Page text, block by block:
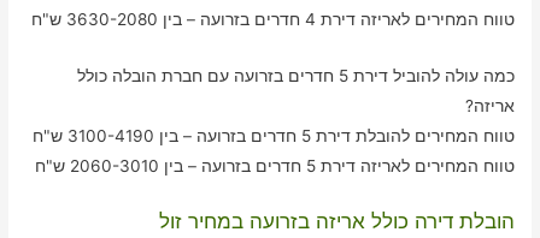
טווח המחירים לאריזה דירת 4 חדרים בזרועה – בין 3630-2080 ש"ח
כמה עולה להוביל דירת 5 חדרים בזרועה עם חברת הובלה כולל
אריזה?
טווח המחירים להובלת דירת 5 חדרים בזרועה – בין 3100-4190 ש"ח
טווח המחירים לאריזה דירת 5 חדרים בזרועה – בין 2060-3010 ש"ח
הובלת דירה כולל אריזה בזרועה במחיר זול